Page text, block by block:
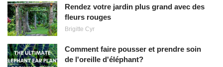
Rendez votre jardin plus grand avec des
fleurs rouges
Brigitte Cyr
Comment faire pousser et prendre soin
de l'oreille d'éléphant?